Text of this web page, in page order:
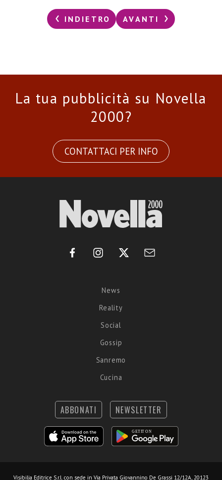
INDIETRO AVANTI
La tua pubblicità su Novella
2000?
CONTATTACI PER INFO
News
Reality
Social
Gossip
Sanremo
Cucina
ABBONATI NEWSLETTER
Visibilia Editrice S.r.l. con sede in Via Privata Giovannino De Grassi 12/12A, 20123